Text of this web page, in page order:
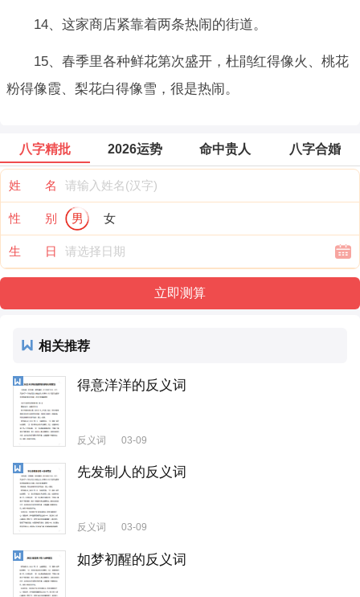
14、这家商店紧靠着两条热闹的街道。
15、春季里各种鲜花第次盛开，杜鹃红得像火、桃花
粉得像霞、梨花白得像雪，很是热闹。
八字精批 2026运势 命中贵人 八字合婚
姓 名
性 别 男 女
生 日
相关推荐
得意洋洋的反义词
反义词 03-09
先发制人的反义词
反义词 03-09
如梦初醒的反义词